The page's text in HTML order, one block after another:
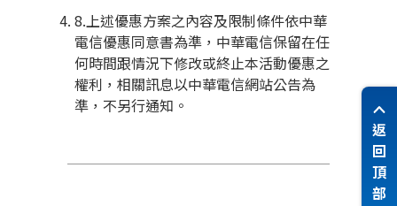
8.上述優惠方案之內容及限制條件依中華
電信優惠同意書為準，中華電信保留在任
何時間跟情況下修改或終止本活動優惠之
權利，相關訊息以中華電信網站公告為
準，不另行通知。
返
回
頂
部